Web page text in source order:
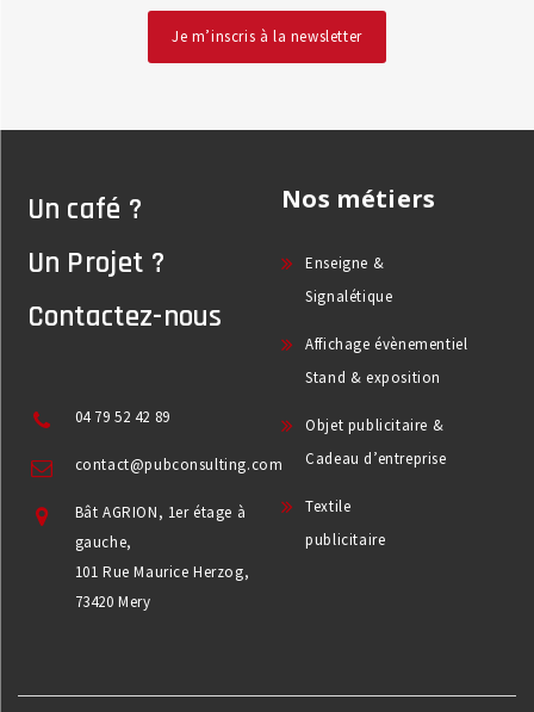
Je m’inscris à la newsletter
Un café ?
Un Projet ?
Contactez-nous
04 79 52 42 89
contact@pubconsulting.com
Bât AGRION, 1er étage à
gauche,
101 Rue Maurice Herzog,
73420 Mery
Nos métiers
Enseigne &
Signalétique
Affichage évènementiel
Stand & exposition
Objet publicitaire &
Cadeau d’entreprise
Textile
publicitaire